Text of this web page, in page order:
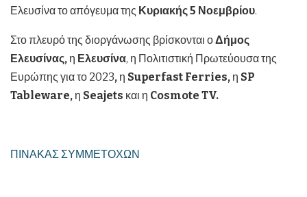
Ελευσίνα το απόγευμα της Κυριακής 5 Νοεμβρίου.
Στο πλευρό της διοργάνωσης βρίσκονται οΔήμος
Ελευσίνας, η Ελευσίνα, η Πολιτιστική Πρωτεύουσα της
Ευρώπης για το 2023, η Superfast Ferries, η SP
Tableware, η Seajets και η Cosmote TV.
ΠΙΝΑΚΑΣ ΣΥΜΜΕΤΟΧΩΝ